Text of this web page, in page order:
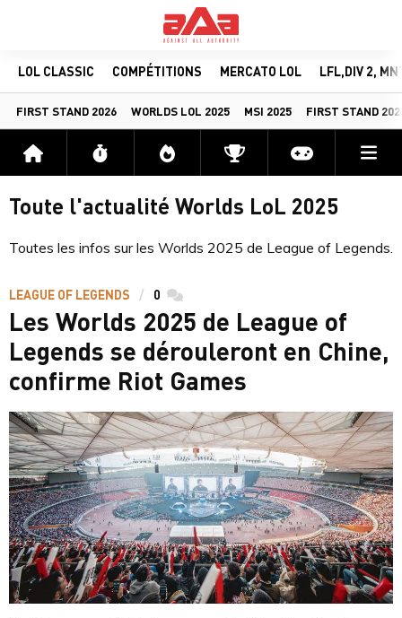
LOL CLASSIC COMPÉTITIONS MERCATO LOL LFL,DIV 2,
FIRST STAND 2026 WORLDS LOL 2025 MSI 2025 FIRST STAND
Accueil Flux Directs CompétitionsActu jeux
Toute l'actualité Worlds LoL 2025
Toutes les infos sur les Worlds 2025 de League of Legends.
LEAGUE OF LEGENDS 0 commentaires
Les Worlds 2025 de League of
Legends se dérouleront en Chine,
confirme Riot Games